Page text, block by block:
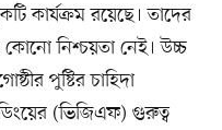
কার্যক্রম রয়েছে। তাদের
কোনো নিশ্চয়তা নেই। উচ্চ
পুষ্টির চাহিদা
(ভিজিএফ) গুরুত্ব